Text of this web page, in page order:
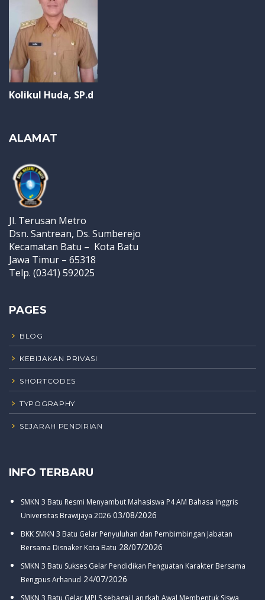
Kolikul Huda, SP.d
ALAMAT
Jl. Terusan Metro
Dsn. Santrean, Ds. Sumberejo
Kecamatan Batu – Kota Batu
Jawa Timur – 65318
Telp. (0341) 592025
PAGES
BLOG
KEBIJAKAN PRIVASI
SHORTCODES
TYPOGRAPHY
SEJARAH PENDIRIAN
INFO TERBARU
SMKN 3 Batu Resmi Menyambut Mahasiswa P4 AM Bahasa Inggris
Universitas Brawijaya 2026 03/08/2026
BKK SMKN 3 Batu Gelar Penyuluhan dan Pembimbingan Jabatan
Bersama Disnaker Kota Batu 28/07/2026
SMKN 3 Batu Sukses Gelar Pendidikan Penguatan Karakter Bersama
Bengpus Arhanud 24/07/2026